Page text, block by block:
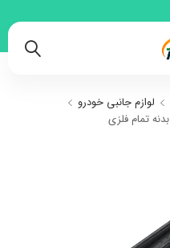
لوازم جانبی خودرو